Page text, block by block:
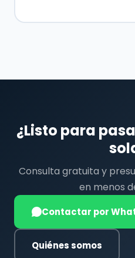
¿Listo para
Consulta gratuita y
en menos
Contactar por
Quiénes somos